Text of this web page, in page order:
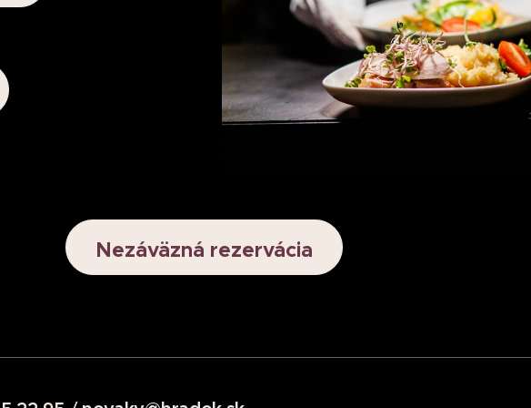
Nezáväzná rezervácia